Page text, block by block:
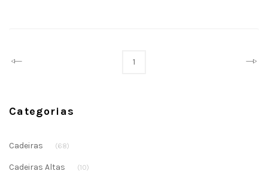
Prev 1 Next
Categorias
Cadeiras (68)
Cadeiras Altas (10)